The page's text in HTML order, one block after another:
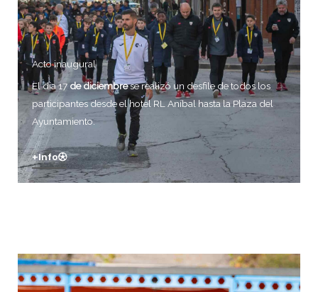
Acto inaugural
El día 17de diciembrese realizó un desfile de todos los
participantes desde el hotel RL Aníbal hasta la Plaza del
Ayuntamiento.
+info